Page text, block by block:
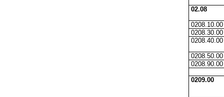
02.08
0208.10.00
0208.30.00
0208.40.00
0208.50.00
0208.90.00
0209.00